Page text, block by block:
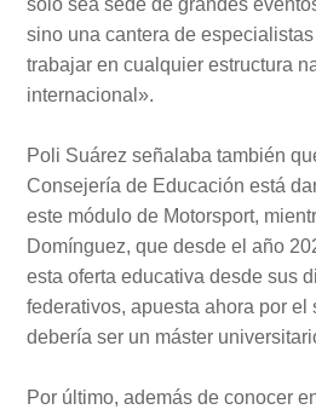
sino una cantera de
trabajar en cualquier estructura
internacional».
Poli Suárez señalaba también
Consejería de Educación está
este módulo de Motorsport,
Domínguez, que desde el año
esta oferta educativa desde sus
federativos, apuesta ahora por el
debería ser un máster
Por último, además de conocer